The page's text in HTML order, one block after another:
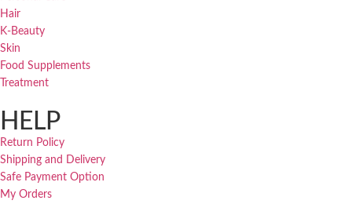
Hair
K-Beauty
Skin
Food Supplements
Treatment
HELP
Return Policy
Shipping and Delivery
Safe Payment Option
My Orders